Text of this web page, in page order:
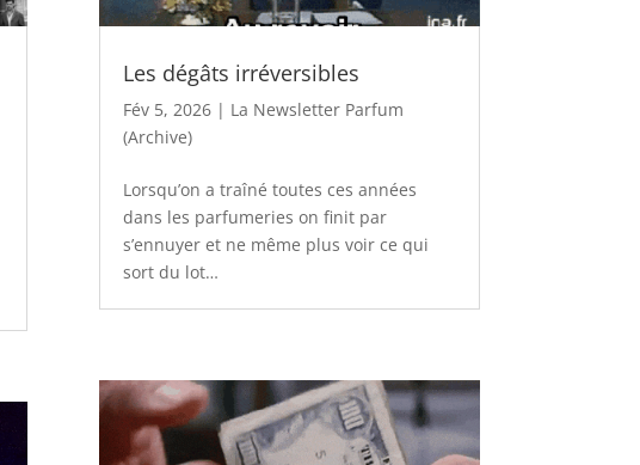
Les dégâts irréversibles
Fév 5, 2026| La Newsletter Parfum
(Archive)
Lorsqu’on a traîné toutes ces années
dans les parfumeries on finit par
s’ennuyer et ne même plus voir ce qui
sort du lot…